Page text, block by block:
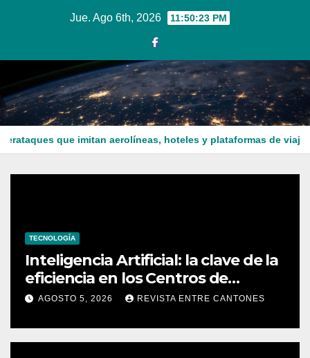
Jue. Ago 6th, 2026 11:50:24 PM
que imitan aerolíneas, hoteles y plataformas de viaje
TECNOLOGÍA
Inteligencia Artificial: la clave de la
eficiencia en los Centros de
Operaciones de Seguridad
AGOSTO 5, 2026 REVISTA ENTRE CANTONES